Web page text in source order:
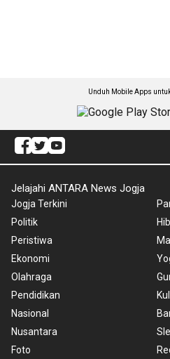
Unduh Mobile Apps
Jelajahi ANTARA News Jogja
Jogja Terkini
Politik
Peristiwa
Ekonomi
Olahraga
Pendidikan
Nasional
Nusantara
Foto